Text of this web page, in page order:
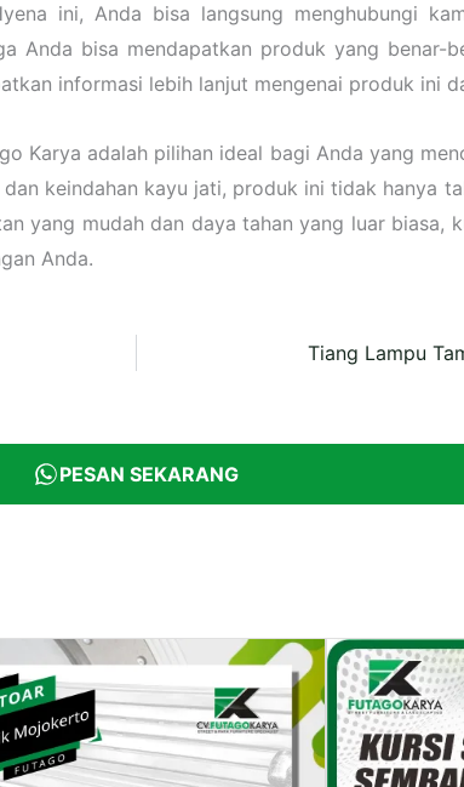
ini, Anda bisa langsung menghubungi
Anda bisa mendapatkan produk yang benar-
informasi lebih lanjut mengenai produk ini
Karya adalah pilihan ideal bagi Anda yang
keindahan kayu jati, produk ini tidak hanya
yang mudah dan daya tahan yang luar biasa,
Anda.
Tiang Lampu
PESAN SEKARANG